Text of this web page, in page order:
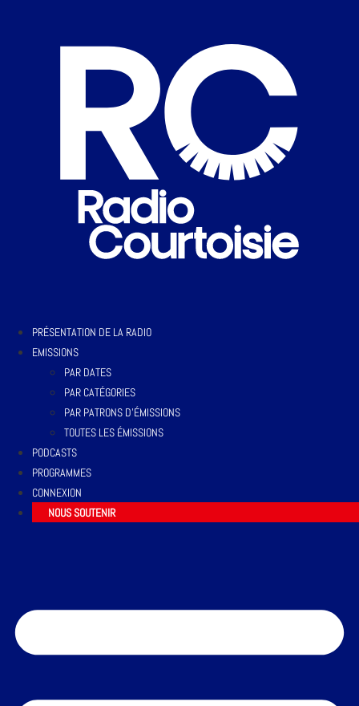
PRÉSENTATION DE LA RADIO
EMISSIONS
PAR DATES
PAR CATÉGORIES
PAR PATRONS D’ÉMISSIONS
TOUTES LES ÉMISSIONS
PODCASTS
PROGRAMMES
CONNEXION
NOUS SOUTENIR